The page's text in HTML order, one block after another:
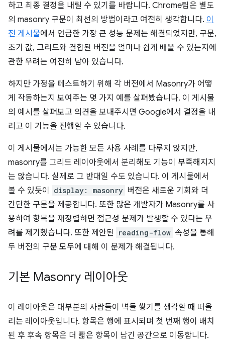
하고 최종 결정을 내릴 수 있기를 바랍니다. Chrome팀은 별도
의 masonry 구문이 최선의 방법이라고 여전히 생각합니다. 이
전 게시물에서 언급한 가장 큰 성능 문제는 해결되었지만, 구문,
초기 값, 그리드와 결합된 버전을 얼마나 쉽게 배울 수 있는지에
관한 우려는 여전히 남아 있습니다.
하지만 가정을 테스트하기 위해 각 버전에서 Masonry가 어떻
게 작동하는지 보여주는 몇 가지 예를 살펴봤습니다. 이 게시물
의 예시를 살펴보고 의견을 보내주시면 Google에서 결정을 내
리고 이 기능을 진행할 수 있습니다.
이 게시물에서는 가능한 모든 사용 사례를 다루지 않지만,
masonry를 그리드 레이아웃에서 분리해도 기능이 부족해지지
는 않습니다. 실제로 그 반대일 수도 있습니다. 이 게시물에서
볼 수 있듯이
display: masonry 버전은 새로운 기회와 더
간단한 구문을 제공합니다. 또한 많은 개발자가 Masonry를 사
용하여 항목을 재정렬하면 접근성 문제가 발생할 수 있다는 우
려를 제기했습니다. 또한 제안된 reading-flow 속성을 통해
두 버전의 구문 모두에 대해 이 문제가 해결됩니다.
기본 Masonry 레이아웃
이 레이아웃은 대부분의 사람들이 벽돌 쌓기를 생각할 때 떠올
리는 레이아웃입니다. 항목은 행에 표시되며 첫 번째 행이 배치
된 후 후속 항목은 더 짧은 항목이 남긴 공간으로 이동합니다.